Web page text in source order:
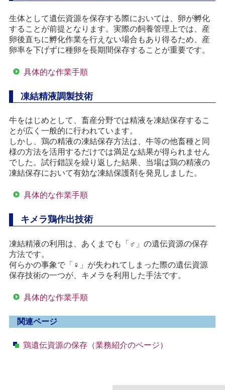
生体として遺伝資源を保存する際においては、卵が孵化
することが前提となります。実際の飼養管理上では、産
卵後直ちに孵化作業を行えない場合もあり得るため、産
卵率を下げずに種卵を長期間保存することが重要です。
具体的な作業手順
凍結精液調製技術
牛をはじめとして、畜産分野では精液を凍結保存するこ
とが広く一般的に行われています。
しかし、鶏の精液の凍結保存方法は、牛等の他畜種と同
様の方法を活用するだけでは満足な結果が得られません
でした。試行錯誤を繰り返した結果、当場は鶏の精液の
凍結保存において有効な凍結保護剤を発見しました。
具体的な作業手順
キメラ鶏作出技術
凍結精液の利用は、あくまでも「♂」の遺伝資源の保存
方法です。
何らかの事象で「♀」が失われてしまった際の遺伝資源
保存技術の一つが、キメラを利用した手法です。
具体的な作業手順
関連ページ
鶏遺伝資源の保存（業務紹介のページ）